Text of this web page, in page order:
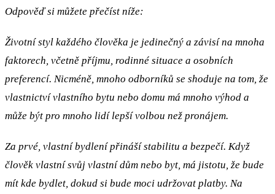
Odpověď si můžete přečíst níže:
Životní styl každého člověka je jedinečný a závisí na mnoha
faktorech, včetně příjmu, rodinné situace a osobních
preferencí. Nicméně, mnoho odborníků se shoduje na tom, že
vlastnictví vlastního bytu nebo domu má mnoho výhod a
může být pro mnoho lidí lepší volbou než pronájem.
Za prvé, vlastní bydlení přináší stabilitu a bezpečí. Když
člověk vlastní svůj vlastní dům nebo byt, má jistotu, že bude
mít kde bydlet, dokud si bude moci udržovat platby. Na